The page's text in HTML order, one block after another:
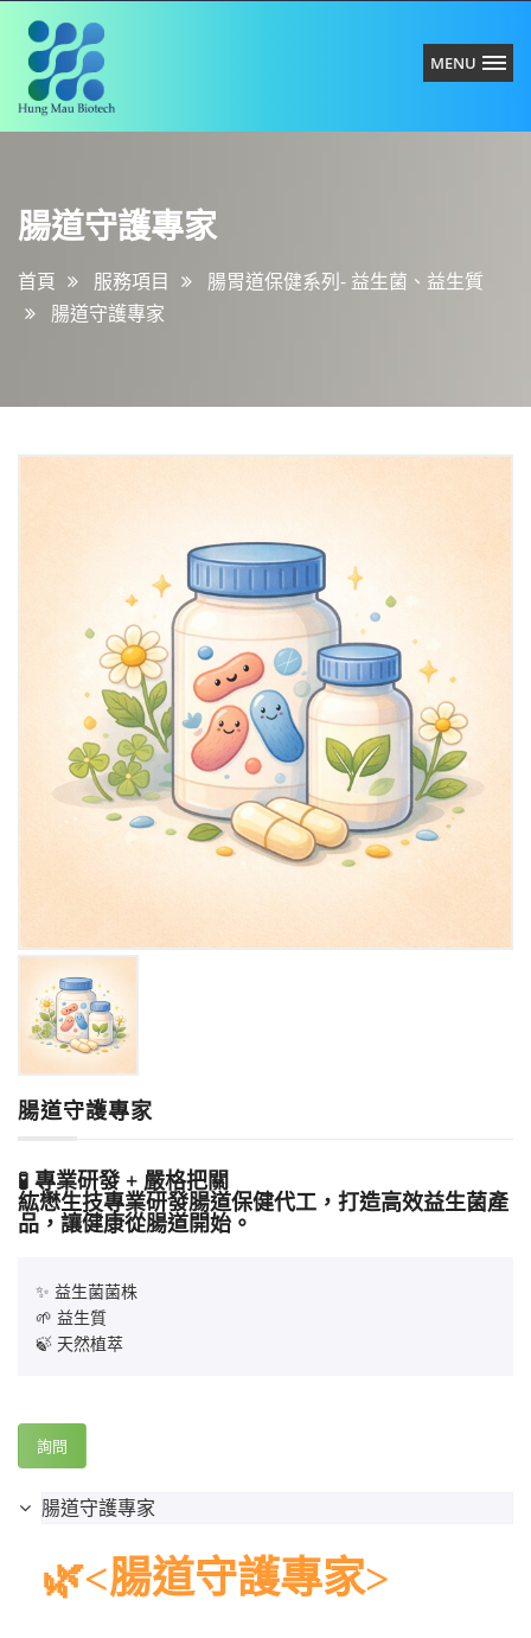
紘
技
有
公
司
MENU
腸
守
護
家
腸道守護專家
首頁 服務項目
腸胃道保健系列- 益生菌、益生質
腸道守護專家
腸道守護專家
🧪 專業研發 + 嚴格把關
紘懋生技專業研發腸道保健代工，打造高效益生菌產
品，讓健康從腸道開始。
✨ 益生菌菌株
🌱 益生質
🍃 天然植萃
詢問
腸道守護專家
🌿<腸道守護專家>